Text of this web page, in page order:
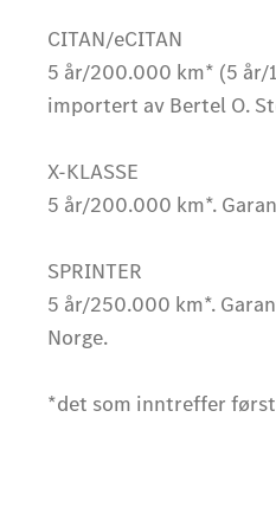
CITAN/eCITAN
5 år/200.000 km* (5 år/
importert av Bertel O.
X-KLASSE
5 år/200.000 km*.
SPRINTER
5 år/250.000 km*.
Norge.
*det som inntreffer